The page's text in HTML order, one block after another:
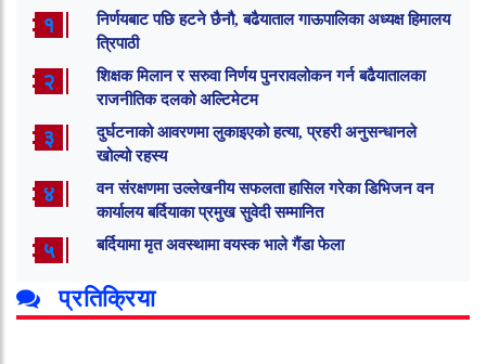
१
निर्णयबाट पछि हटने छैनौ, बढैयाताल गाऊपालिका अध्यक्ष हिमालय
त्रिपाठी
२
शिक्षक मिलान र सरुवा निर्णय पुनरावलोकन गर्न बढैयातालका
राजनीतिक दलको अल्टिमेटम
३
दुर्घटनाको आवरणमा लुकाइएको हत्या, प्रहरी अनुसन्धानले
खोल्यो रहस्य
४
वन संरक्षणमा उल्लेखनीय सफलता हासिल गरेका डिभिजन वन
कार्यालय बर्दियाका प्रमुख सुवेदी सम्मानित
५ बर्दियामा मृत अवस्थामा वयस्क भाले गैंडा फेला
प्रतिक्रिया